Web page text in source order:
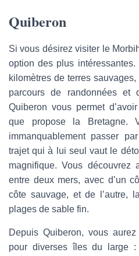
Quiberon
Si vous désirez visiter le
option des plus intéressantes.
kilomètres de terres
parcours de randonnées et
Quiberon vous permet
que propose la Bretagne.
immanquablement passer
trajet qui à lui seul vaut le
magnifique. Vous
entre deux mers, avec d’un
côte sauvage, et de l’autre,
plages de sable fin.
Depuis Quiberon, vous
pour diverses îles du large :